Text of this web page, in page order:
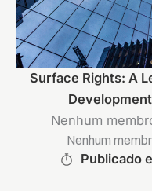
Surface Rights: A
Nenhum
Nenhum
Publicado